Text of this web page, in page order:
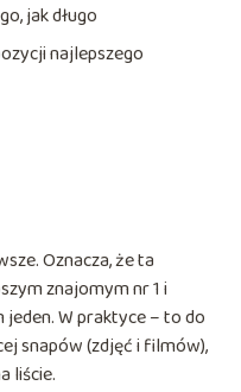
jak długo
najlepszego
Oznacza, że ta
znajomym nr 1 i
W praktyce – to do
snapów (zdjęć i filmów),
liście.